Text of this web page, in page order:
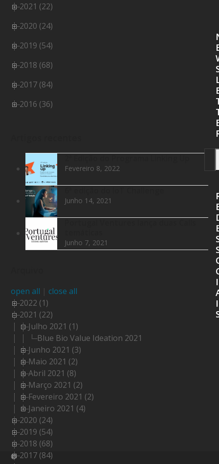
2021 (22)
2020 (24)
2019 (54)
2018 (68)
2017 (84)
2016 (36)
Fevereiro 8, 2022
Junho 14, 2021
Junho 7, 2021
open all |close all
2022 (1)
2021 (22)
Julho 2021 (1)
Blue Bio Value Ideation 2021
Junho 2021 (3)
Maio 2021 (2)
Abril 2021 (8)
Março 2021 (2)
Fevereiro 2021 (2)
Janeiro 2021 (4)
2020 (24)
2019 (54)
2018 (68)
2017 (84)
I
I
©